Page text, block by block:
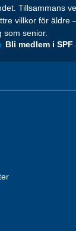
Tillsammans
villkor för äldre
som senior.
Bli medlem i